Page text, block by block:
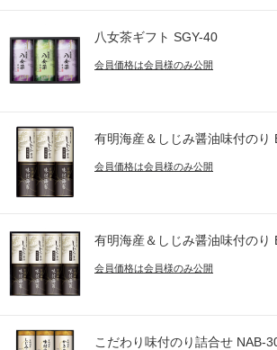
八女茶ギフト SGY-40
会員価格は会員様のみ公開
有明海産＆しじみ醤油味付のり
会員価格は会員様のみ公開
有明海産＆しじみ醤油味付のり
会員価格は会員様のみ公開
こだわり味付のり詰合せ NAB-